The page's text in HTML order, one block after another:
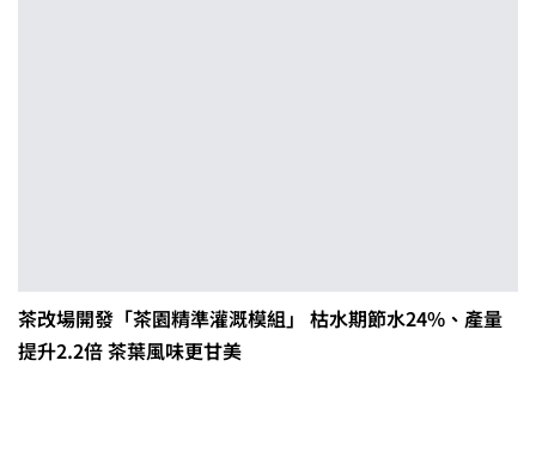
茶改場開發「茶園精準灌溉模組」 枯水期節水24%、產量
提升2.2倍 茶葉風味更甘美